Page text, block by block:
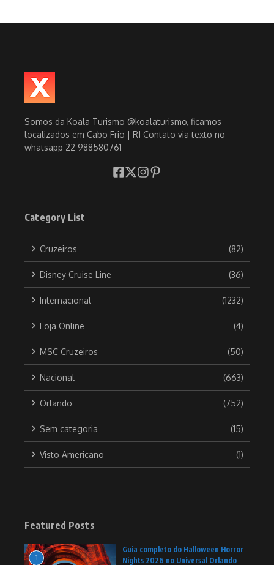
Somos da Koala Turismo @koalaturismo, ficamos
localizados em Cabo Frio | RJ Contato via texto no
whatsapp 22 988580761
Category List
Cruzeiros (82)
Disney Cruise Line (36)
Internacional (1232)
Loja Online (4)
MSC Cruzeiros (50)
Nacional (663)
Orlando (752)
Sem categoria (15)
Visto Americano (1)
Featured Posts
1
Guia completo do Halloween Horror
Nights 2026 no Universal Orlando